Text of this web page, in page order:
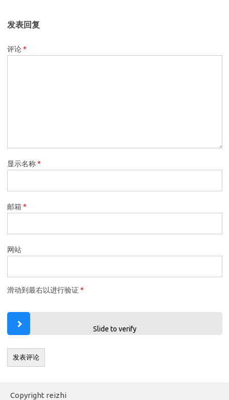
发表回复
评论*
显示名称*
邮箱*
网站
滑动到最右以进行验证 *
Slide to verify
Copyright reizhi